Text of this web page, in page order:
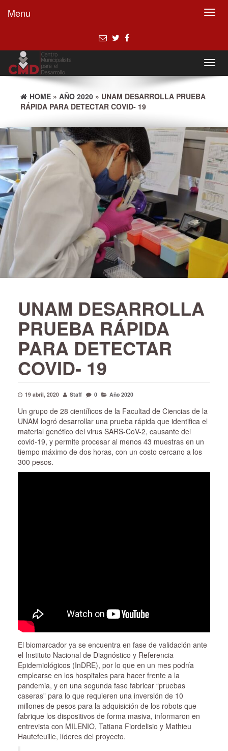
Menu
HOME » AÑO 2020 » UNAM DESARROLLA PRUEBA
RÁPIDA PARA DETECTAR COVID- 19
UNAM DESARROLLA
PRUEBA RÁPIDA
PARA DETECTAR
COVID- 19
19 abril, 2020 Staff 0 Año 2020
Un grupo de 28 científicos de la Facultad de Ciencias de la
UNAM logró desarrollar una prueba rápida que identifica el
material genético del virus SARS-CoV-2, causante del
covid-19, y permite procesar al menos 43 muestras en un
tiempo máximo de dos horas, con un costo cercano a los
300 pesos.
El biomarcador ya se encuentra en fase de validación ante
el Instituto Nacional de Diagnóstico y Referencia
Epidemiológicos (InDRE), por lo que en un mes podría
emplearse en los hospitales para hacer frente a la
pandemia, y en una segunda fase fabricar “pruebas
caseras” para lo que requieren una inversión de 10
millones de pesos para la adquisición de los robots que
fabrique los dispositivos de forma masiva, informaron en
entrevista con MILENIO, Tatiana Fiordelisio y Mathieu
Hautefeuille, líderes del proyecto.